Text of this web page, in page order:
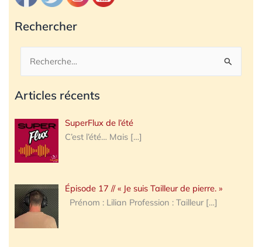
Rechercher
Rechercher :
Articles récents
SuperFlux de l’été
C’est l’été… Mais […]
Épisode 17 // « Je suis Tailleur de pierre. »
Prénom : Lilian Profession : Tailleur […]